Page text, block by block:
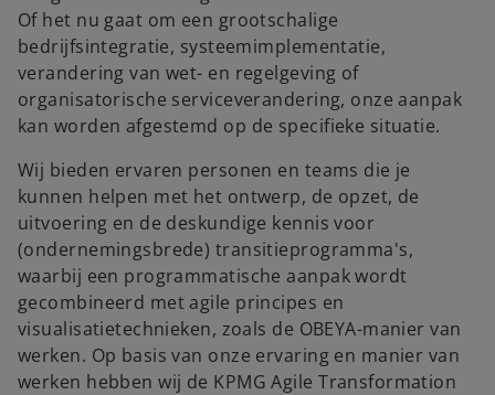
Of het nu gaat om een grootschalige
bedrijfsintegratie, systeemimplementatie,
verandering van wet- en regelgeving of
organisatorische serviceverandering, onze aanpak
kan worden afgestemd op de specifieke situatie.
Wij bieden ervaren personen en teams die je
kunnen helpen met het ontwerp, de opzet, de
uitvoering en de deskundige kennis voor
(ondernemingsbrede) transitieprogramma's,
waarbij een programmatische aanpak wordt
gecombineerd met agile principes en
visualisatietechnieken, zoals de OBEYA-manier van
werken. Op basis van onze ervaring en manier van
werken hebben wij de KPMG Agile Transformation